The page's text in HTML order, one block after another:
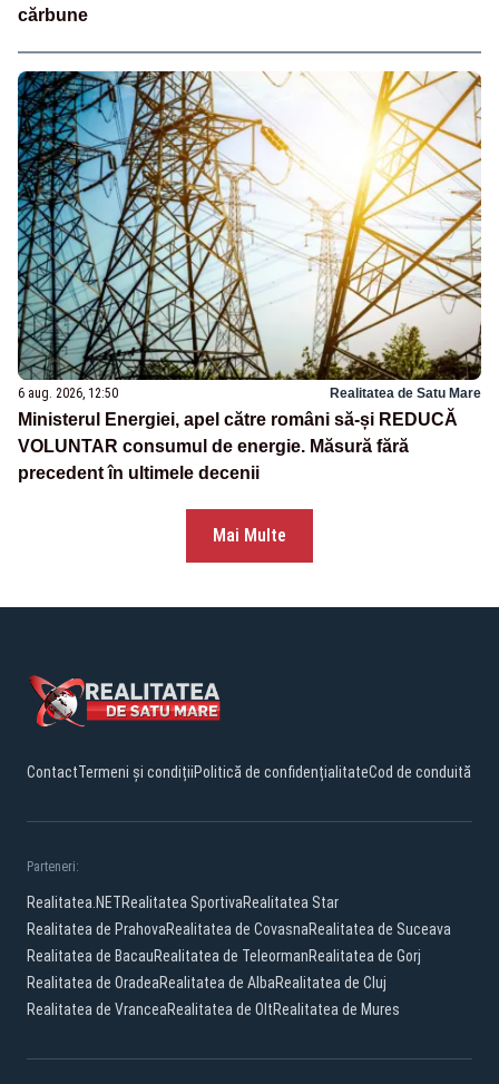
cărbune
6 aug. 2026, 12:50 Realitatea de Satu Mare
Ministerul Energiei, apel către români să-și REDUCĂ
VOLUNTAR consumul de energie. Măsură fără
precedent în ultimele decenii
Mai Multe
ContactTermeni și condițiiPolitică de confidențialitateCod de conduită
Parteneri:
Realitatea.NETRealitatea SportivaRealitatea Star
Realitatea de PrahovaRealitatea de CovasnaRealitatea de Suceava
Realitatea de BacauRealitatea de TeleormanRealitatea de Gorj
Realitatea de OradeaRealitatea de AlbaRealitatea de Cluj
Realitatea de VranceaRealitatea de OltRealitatea de Mures